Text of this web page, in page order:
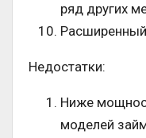
ряд других
Недостатки:
Ниже
моделей